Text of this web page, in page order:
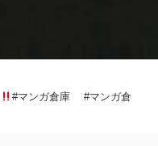
#マンガ倉庫 #マンガ倉